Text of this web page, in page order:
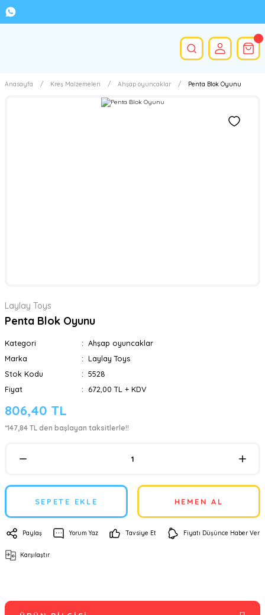
Anasayfa Kreş Malzemeleri Ahşap oyuncaklar Penta Blok Oyunu
Laylay Toys
Penta Blok Oyunu
Kategori
Ahşap oyuncaklar
Marka
Laylay Toys
Stok Kodu
5528
Fiyat
672,00 TL + KDV
806,40 TL
*147,84 TL den başlayan taksitlerle!!
SEPETE EKLE HEMEN AL
Paylaş Yorum Yaz Tavsiye Et Fiyatı Düşünce Haber Ver
Karşılaştır